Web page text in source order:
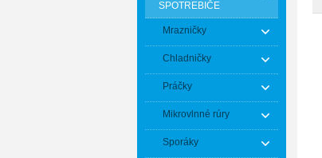
SPOTREBIČE
Mrazničky
Chladničky
Práčky
Mikrovlnné rúry
Sporáky